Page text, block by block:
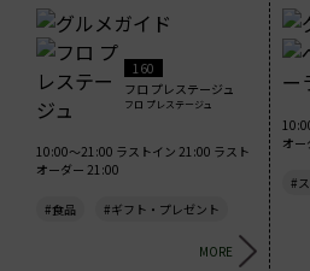
160
フロ プレステージュ
フロ プレステージュ
10:00～21:00 ラストイン 21:00 ラスト
オーダー 21:00
#食品 #ギフト・プレゼント
MORE
オ
#